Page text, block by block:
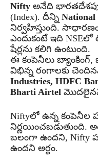
Nifty అనేది
(Index). దీన్ని National
నిర్వహిస్తుంది.
ఎందుకంటే ఇది NSEలో
షేర్లను కలిగి ఉంటుంది.
ఈ కంపెనీలు బ్యాంకింగ్,
విభిన్న రంగాలకు
Industries, HDFC
Bharti Airtel
Niftyలో ఉన్న
నిర్ణయించబడుతుంది.
బలంగా ఉందని,
ఉందని అర్థం.